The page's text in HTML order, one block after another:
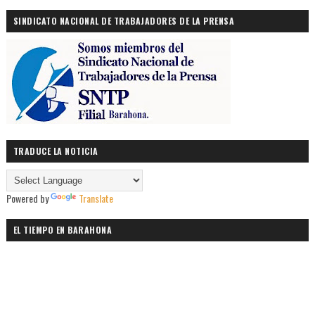
SINDICATO NACIONAL DE TRABAJADORES DE LA PRENSA
TRADUCE LA NOTICIA
Powered by Translate
EL TIEMPO EN BARAHONA